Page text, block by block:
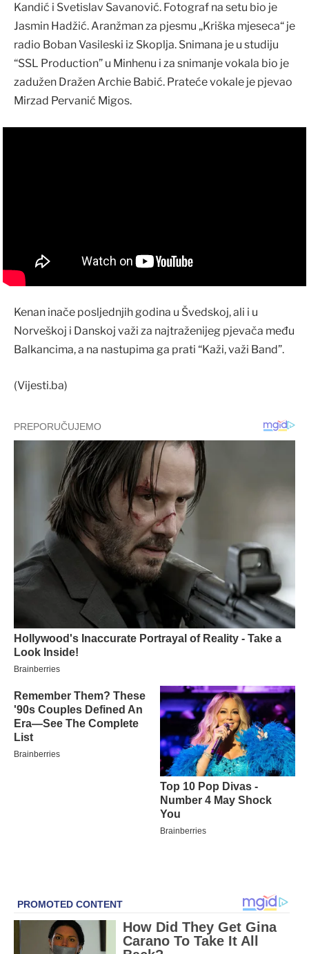
Kandić i Svetislav Savanović. Fotograf na setu bio je
Jasmin Hadžić. Aranžman za pjesmu „Kriška mjeseca“ je
radio Boban Vasileski iz Skoplja. Snimana je u studiju
“SSL Production” u Minhenu i za snimanje vokala bio je
zadužen Dražen Archie Babić. Prateće vokale je pjevao
Mirzad Pervanić Migos.
Kenan inače posljednjih godina u Švedskoj, ali i u
Norveškoj i Danskoj važi za najtraženijeg pjevača među
Balkancima, a na nastupima ga prati “Kaži, važi Band”.
(Vijesti.ba)